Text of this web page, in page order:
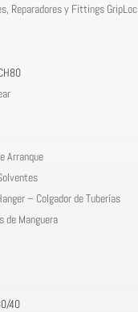
Reparadores y Fittings GripLoc
Arranque
– Colgador de Tuberías
de Manguera
40